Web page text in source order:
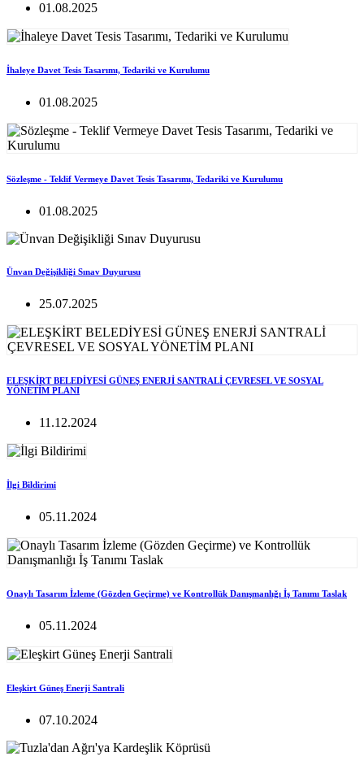
01.08.2025
İhaleye Davet Tesis Tasarımı, Tedariki ve Kurulumu
01.08.2025
Sözleşme - Teklif Vermeye Davet Tesis Tasarımı, Tedariki ve Kurulumu
01.08.2025
Ünvan Değişikliği Sınav Duyurusu
25.07.2025
ELEŞKİRT BELEDİYESİ GÜNEŞ ENERJİ SANTRALİ ÇEVRESEL VE SOSYAL
YÖNETİM PLANI
11.12.2024
İlgi Bildirimi
05.11.2024
Onaylı Tasarım İzleme (Gözden Geçirme) ve Kontrollük Danışmanlığı İş Tanımı Taslak
05.11.2024
Eleşkirt Güneş Enerji Santrali
07.10.2024